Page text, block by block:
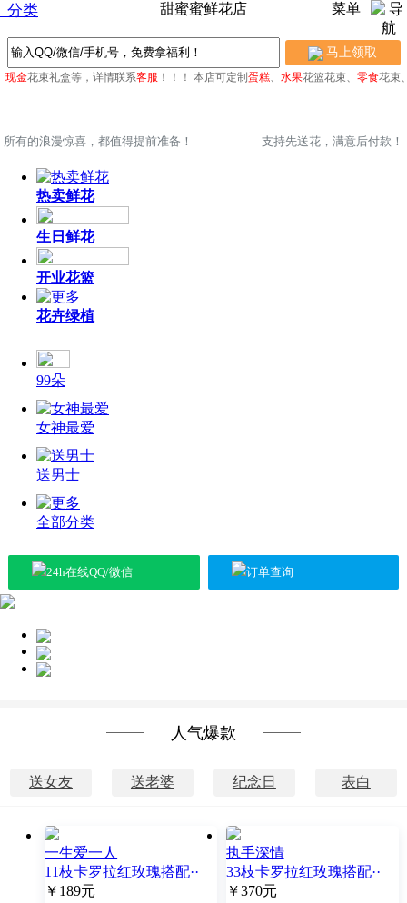
分类 甜蜜蜜鲜花店 菜单
马上领取
现金花束礼盒等，详情联系客服！！！ 本店可定制蛋糕、 水果花篮花束、 零食花束、
所有的浪漫惊喜，都值得提前准备！ 支持先送花，满意后付款！
热卖鲜花
生日鲜花
开业花篮
花卉绿植
99朵
女神最爱
送男士
全部分类
24h在线QQ/微信 订单查询
人气爆款
送女友 送老婆 纪念日 表白
一生爱一人
11枝卡罗拉红玫瑰搭配··
￥189元
执手深情
33枝卡罗拉红玫瑰搭配··
￥370元